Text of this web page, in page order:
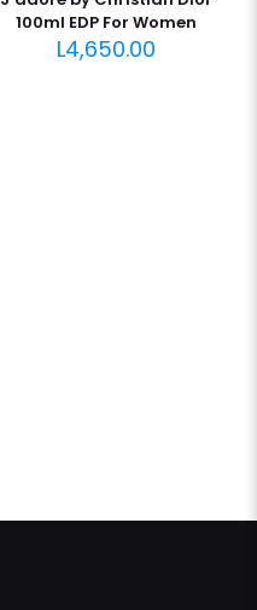
100ml EDP For Women
L4,650.00